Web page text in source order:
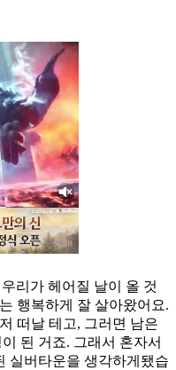
리가 헤어질 날이 올 것
행복하게 잘 살아왔어요.
떠날 테고, 그러면 남은
된 거죠. 그래서 혼자서
실버타운을 생각하게됐습